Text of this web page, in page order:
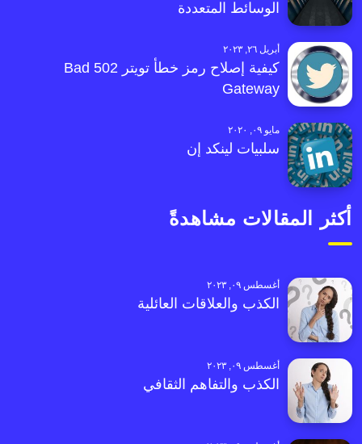
الوسائط المتعددة
أبريل ٢٦, ٢٠٢٣
كيفية إصلاح رمز خطأ تويتر 502 Bad
Gateway
مايو ٠٩, ٢٠٢٠
سلبيات لينكد إن
أكثر المقالات مشاهدةً
أغسطس ٠٩, ٢٠٢٣
الكذب والعلاقات العائلية
أغسطس ٠٩, ٢٠٢٣
الكذب والتفاهم الثقافي